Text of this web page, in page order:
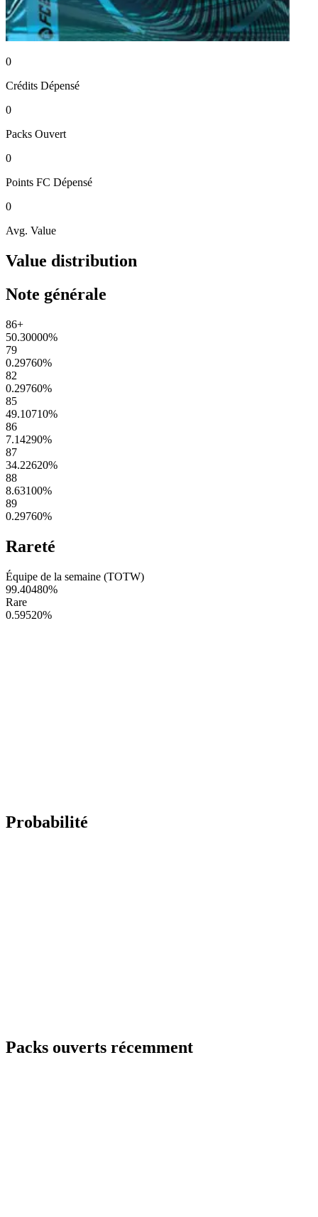
0
Crédits Dépensé
0
Packs Ouvert
0
Points FC Dépensé
0
Avg. Value
Value distribution
Note générale
86+
50.30000%
79
0.29760%
82
0.29760%
85
49.10710%
86
7.14290%
87
34.22620%
88
8.63100%
89
0.29760%
Rareté
Équipe de la semaine (TOTW)
99.40480%
Rare
0.59520%
Probabilité
Packs ouverts récemment